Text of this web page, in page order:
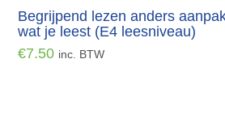
Begrijpend lezen anders
wat je leest (E4 leesniveau)
€7.50 inc. BTW